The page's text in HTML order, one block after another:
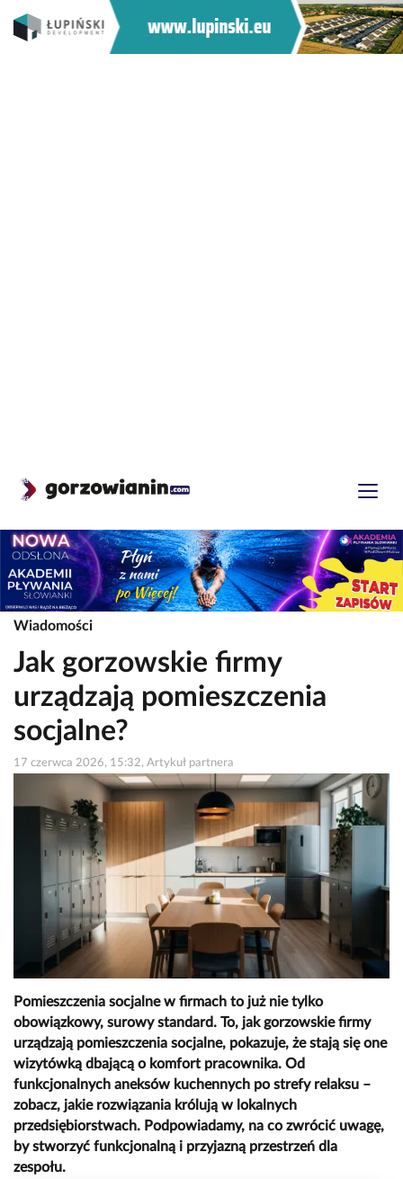
Wiadomości
Jak gorzowskie firmy
urządzają pomieszczenia
socjalne?
17 czerwca 2026, 15:32, Artykuł partnera
Pomieszczenia socjalne w firmach to już nie tylko
obowiązkowy, surowy standard. To, jak gorzowskie firmy
urządzają pomieszczenia socjalne, pokazuje, że stają się one
wizytówką dbającą o komfort pracownika. Od
funkcjonalnych aneksów kuchennych po strefy relaksu –
zobacz, jakie rozwiązania królują w lokalnych
przedsiębiorstwach. Podpowiadamy, na co zwrócić uwagę,
by stworzyć funkcjonalną i przyjazną przestrzeń dla
zespołu.